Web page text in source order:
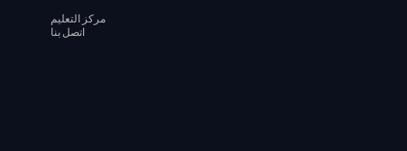
مركز التعليم
اتصل بنا